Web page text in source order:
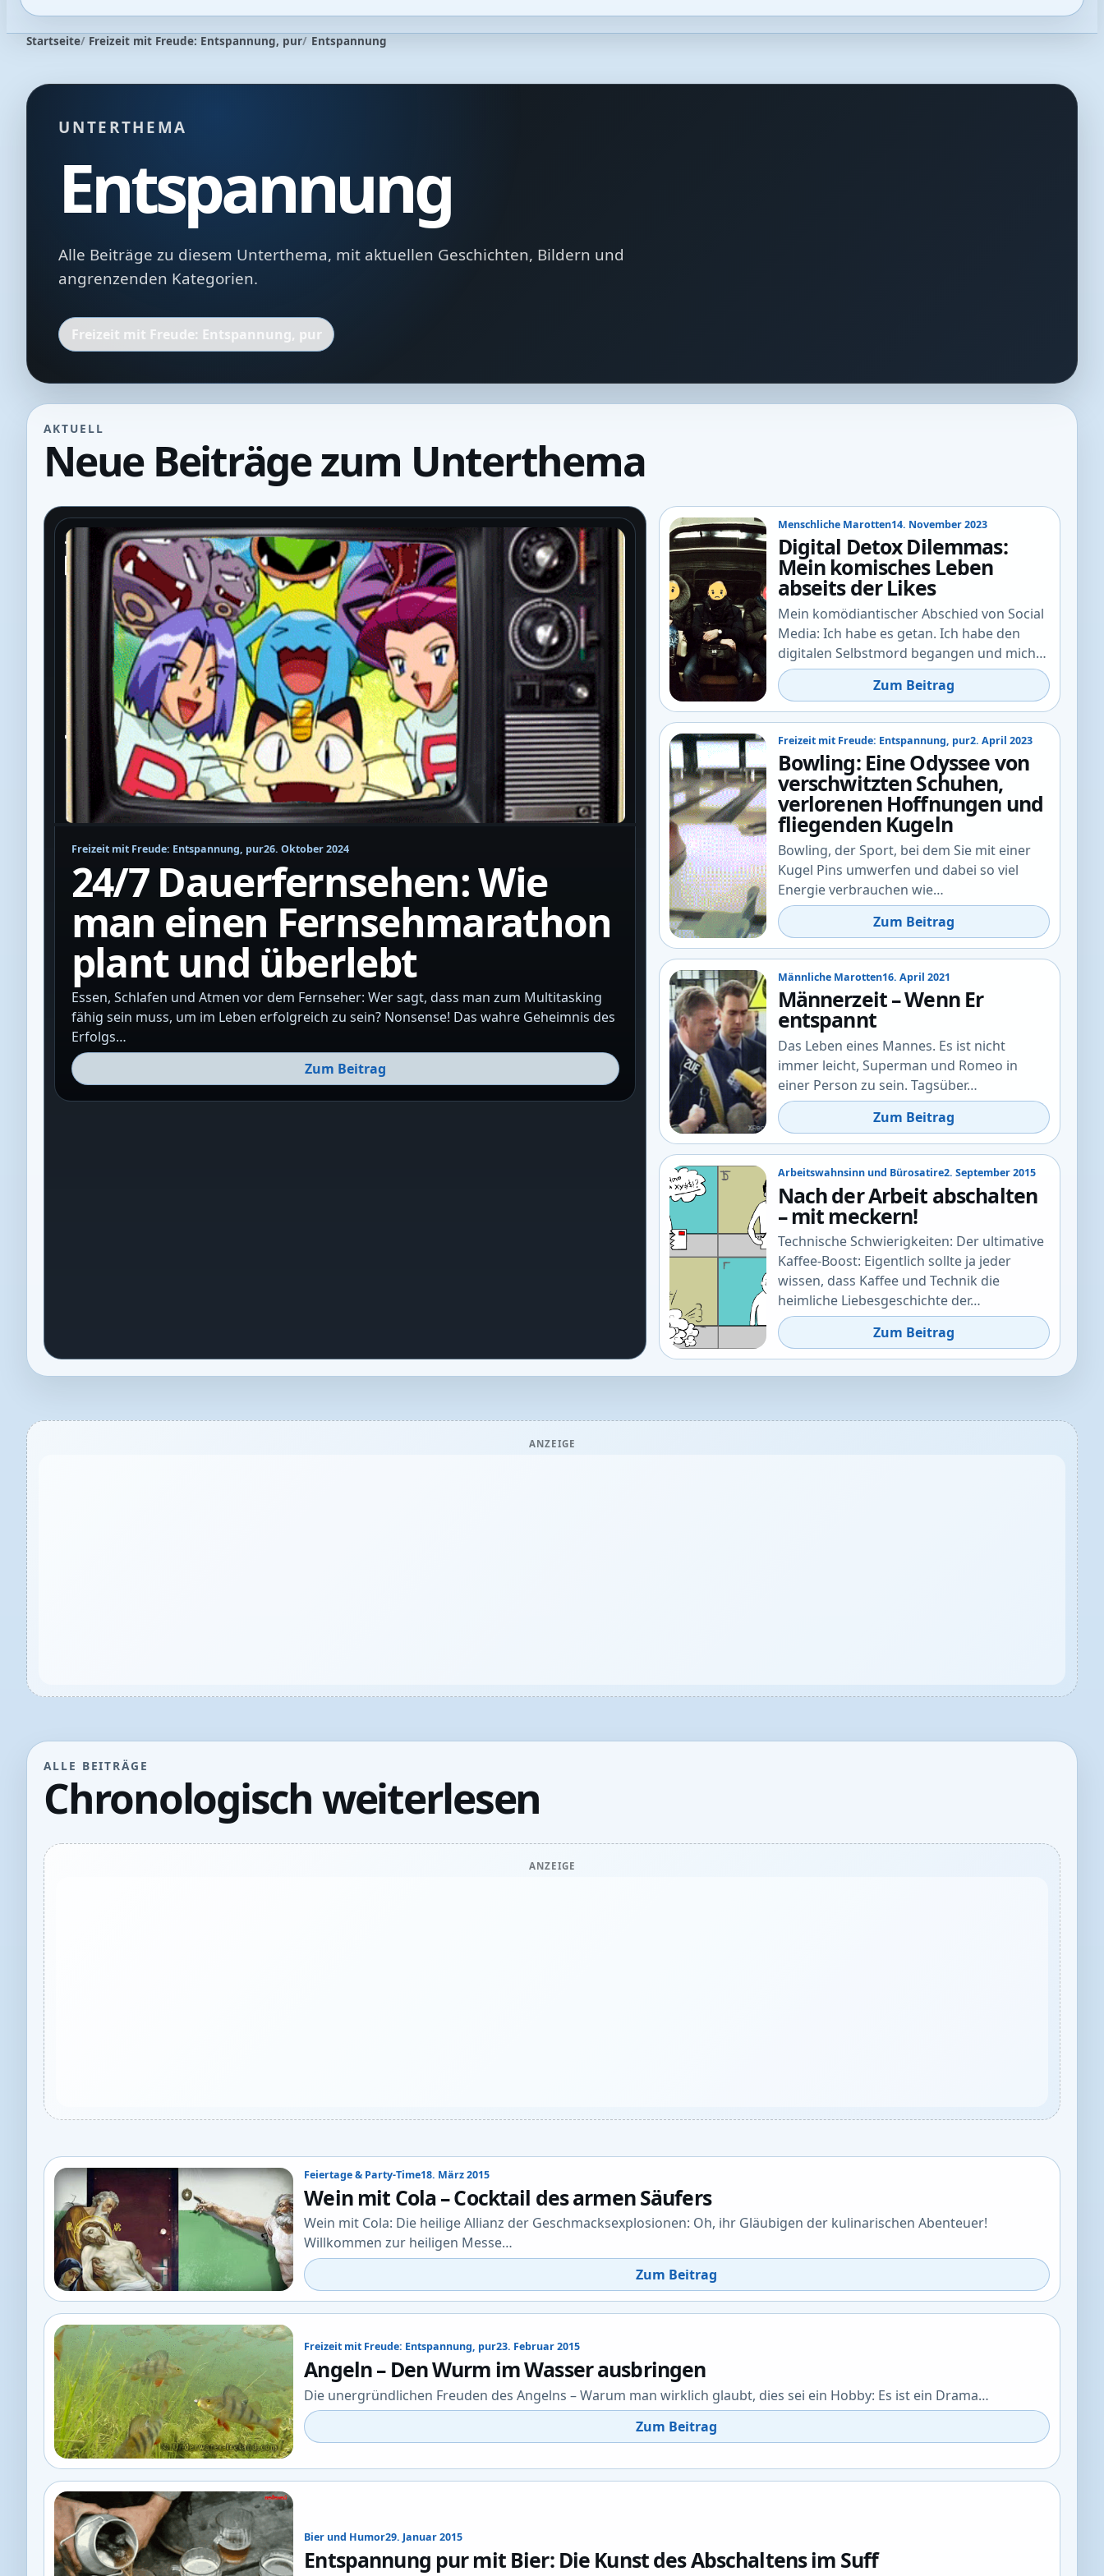
Startseite Freizeit mit Freude: Entspannung, pur Entspannung
UNTERTHEMA
Entspannung
Alle Beiträge zu diesem Unterthema, mit aktuellen Geschichten, Bildern und
angrenzenden Kategorien.
Freizeit mit Freude: Entspannung, pur
AKTUELL
Neue Beiträge zum Unterthema
Freizeit mit Freude: Entspannung, pur26. Oktober 2024
24/7 Dauerfernsehen: Wie
man einen Fernsehmarathon
plant und überlebt
Essen, Schlafen und Atmen vor dem Fernseher: Wer sagt, dass man zum Multitasking
fähig sein muss, um im Leben erfolgreich zu sein? Nonsense! Das wahre Geheimnis des
Erfolgs…
Zum Beitrag
Menschliche Marotten14. November 2023
Digital Detox Dilemmas:
Mein komisches Leben
abseits der Likes
Mein komödiantischer Abschied von Social
Media: Ich habe es getan. Ich habe den
digitalen Selbstmord begangen und mich…
Zum Beitrag
Freizeit mit Freude: Entspannung, pur2. April 2023
Bowling: Eine Odyssee von
verschwitzten Schuhen,
verlorenen Hoffnungen und
fliegenden Kugeln
Bowling, der Sport, bei dem Sie mit einer
Kugel Pins umwerfen und dabei so viel
Energie verbrauchen wie…
Zum Beitrag
Männliche Marotten16. April 2021
Männerzeit – Wenn Er
entspannt
Das Leben eines Mannes. Es ist nicht
immer leicht, Superman und Romeo in
einer Person zu sein. Tagsüber…
Zum Beitrag
Arbeitswahnsinn und Bürosatire2. September 2015
Nach der Arbeit abschalten
– mit meckern!
Technische Schwierigkeiten: Der ultimative
Kaffee-Boost: Eigentlich sollte ja jeder
wissen, dass Kaffee und Technik die
heimliche Liebesgeschichte der…
Zum Beitrag
ANZEIGE
ALLE BEITRÄGE
Chronologisch weiterlesen
ANZEIGE
Feiertage & Party-Time18. März 2015
Wein mit Cola – Cocktail des armen Säufers
Wein mit Cola: Die heilige Allianz der Geschmacksexplosionen: Oh, ihr Gläubigen der kulinarischen Abenteuer!
Willkommen zur heiligen Messe…
Zum Beitrag
Freizeit mit Freude: Entspannung, pur23. Februar 2015
Angeln – Den Wurm im Wasser ausbringen
Die unergründlichen Freuden des Angelns – Warum man wirklich glaubt, dies sei ein Hobby: Es ist ein Drama…
Zum Beitrag
Bier und Humor29. Januar 2015
Entspannung pur mit Bier: Die Kunst des Abschaltens im Suff